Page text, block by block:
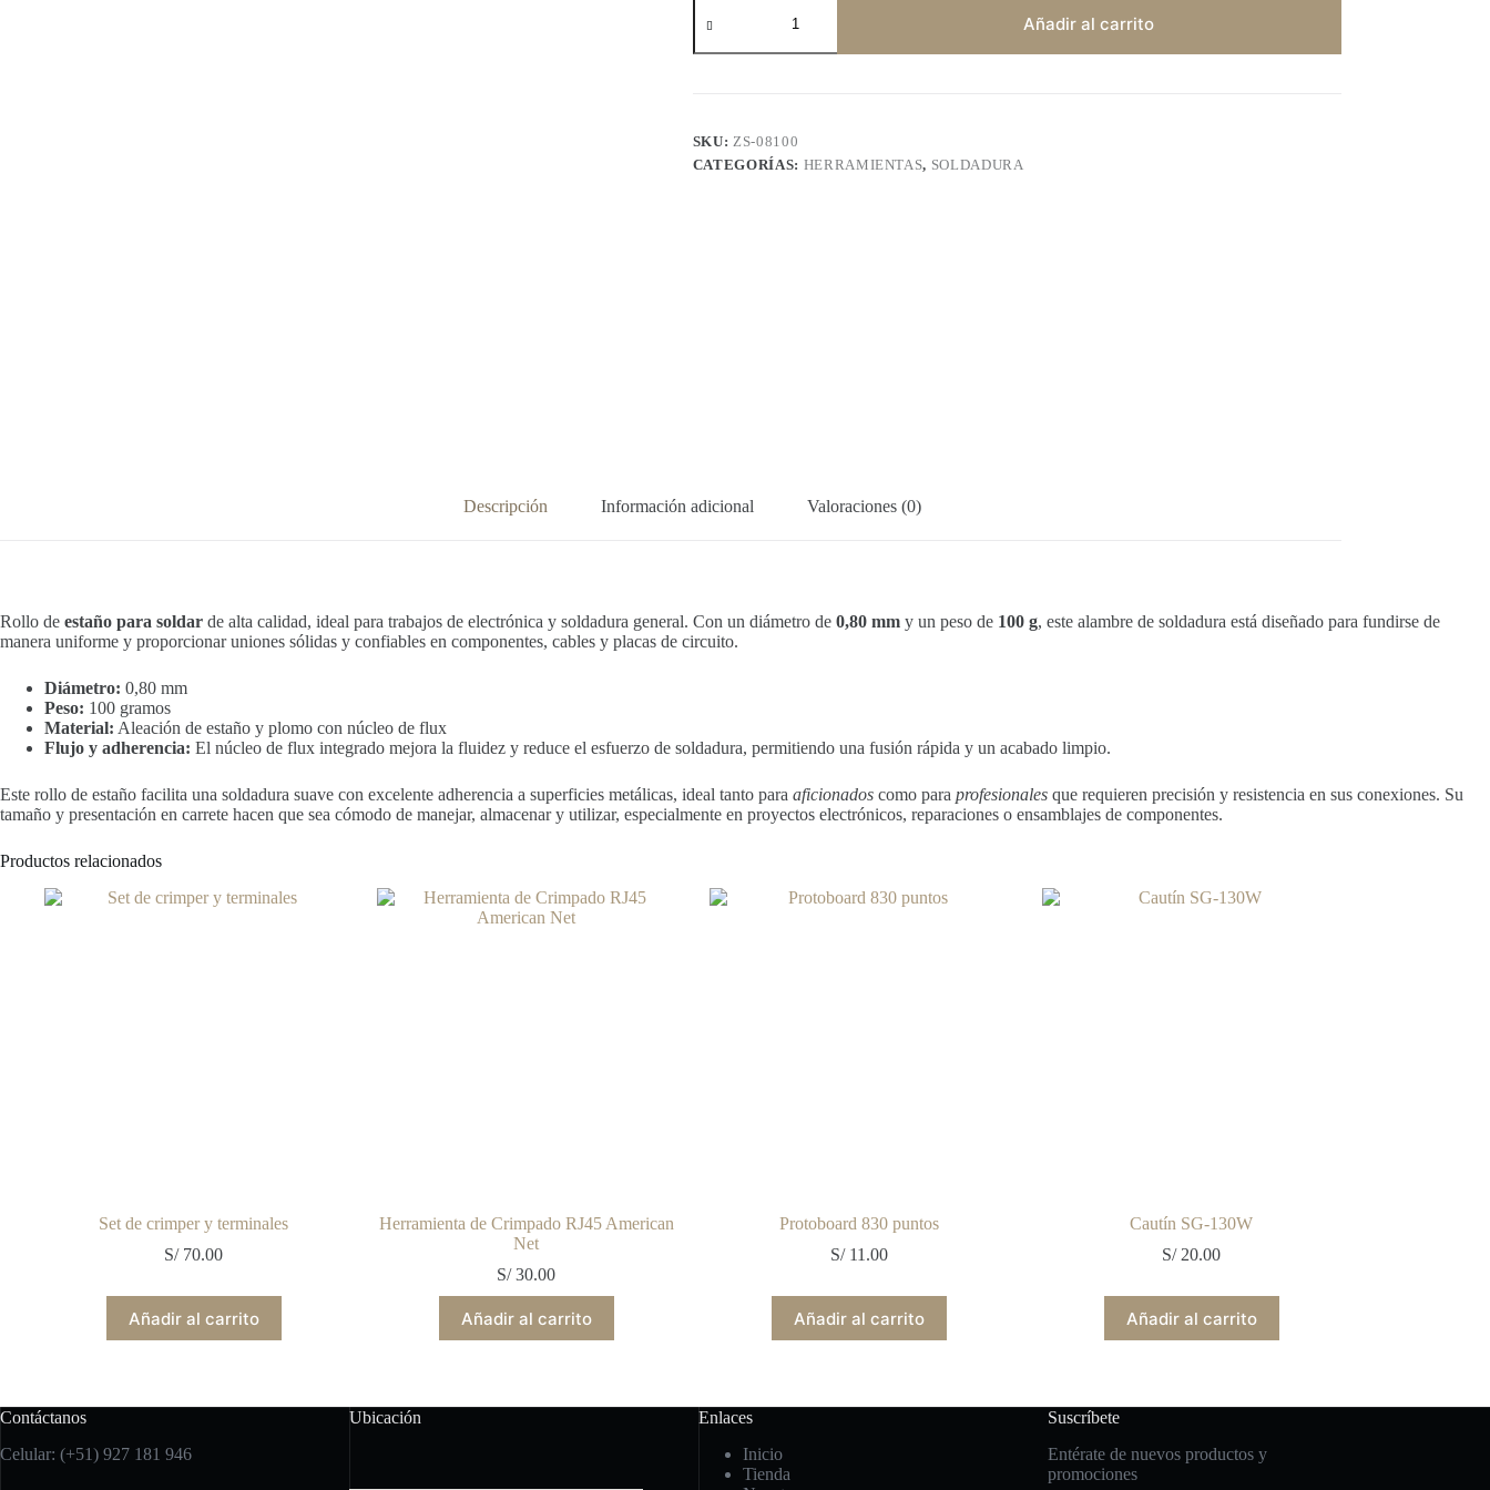
de
100gr
Añadir al carrito
SKU:ZS-08100
CATEGORÍAS: HERRAMIENTAS, SOLDADURA
Descripción Información adicional Valoraciones (0)
Rollo de estaño para soldar de alta calidad, ideal para trabajos de electrónica y soldadura general. Con un diámetro de 0,80 mm y un peso de 100 g, este alambre de soldadura está diseñado para fundirse de
manera uniforme y proporcionar uniones sólidas y confiables en componentes, cables y placas de circuito.
Diámetro: 0,80 mm
Peso: 100 gramos
Material: Aleación de estaño y plomo con núcleo de flux
Flujo y adherencia: El núcleo de flux integrado mejora la fluidez y reduce el esfuerzo de soldadura, permitiendo una fusión rápida y un acabado limpio.
Este rollo de estaño facilita una soldadura suave con excelente adherencia a superficies metálicas, ideal tanto para aficionados como para profesionales que requieren precisión y resistencia en sus conexiones. Su
tamaño y presentación en carrete hacen que sea cómodo de manejar, almacenar y utilizar, especialmente en proyectos electrónicos, reparaciones o ensamblajes de componentes.
Productos relacionados
Set de crimper y terminales
S/70.00
Añadir al carrito
Herramienta de Crimpado RJ45 American
Net
S/30.00
Añadir al carrito
Protoboard 830 puntos
S/11.00
Añadir al carrito
Cautín SG-130W
S/20.00
Añadir al carrito
Contáctanos
Celular: (+51) 927 181 946
Ubicación
Enlaces
Inicio
Tienda
Suscríbete
Entérate de nuevos productos y
promociones